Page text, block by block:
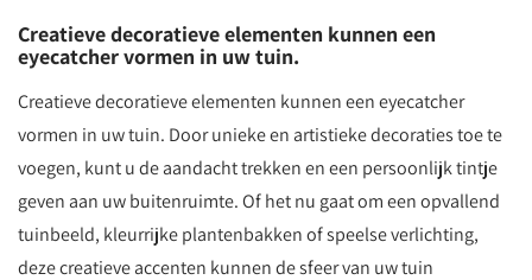
Creatieve decoratieve elementen kunnen een
eyecatcher vormen in uw tuin.
Creatieve decoratieve elementen kunnen een eyecatcher
vormen in uw tuin. Door unieke en artistieke decoraties toe te
voegen, kunt u de aandacht trekken en een persoonlijk tintje
geven aan uw buitenruimte. Of het nu gaat om een opvallend
tuinbeeld, kleurrijke plantenbakken of speelse verlichting,
deze creatieve accenten kunnen de sfeer van uw tuin